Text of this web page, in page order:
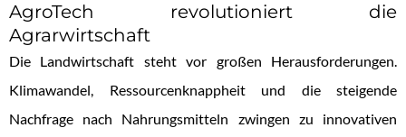
AgroTech revolutioniert die
Agrarwirtschaft
Die Landwirtschaft steht vor großen Herausforderungen.
Klimawandel, Ressourcenknappheit und die steigende
Nachfrage nach Nahrungsmitteln zwingen zu innovativen